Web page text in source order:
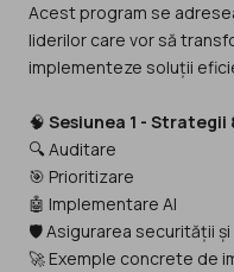
Acest program se
liderilor care vor să
implementeze soluții
🧠 Sesiunea 1 - Strategii
🔍 Auditare
🎯 Prioritizare
🤖 Implementare Al
🛡️ Asigurarea securității
🚀 Exemple concrete de